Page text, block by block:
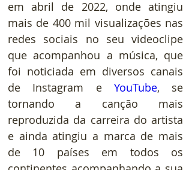
em abril de 2022, onde atingiu
mais de 400 mil visualizações nas
redes sociais no seu videoclipe
que acompanhou a música, que
foi noticiada em diversos canais
de Instagram e YouTube, se
tornando a canção mais
reproduzida da carreira do artista
e ainda atingiu a marca de mais
de 10 países em todos os